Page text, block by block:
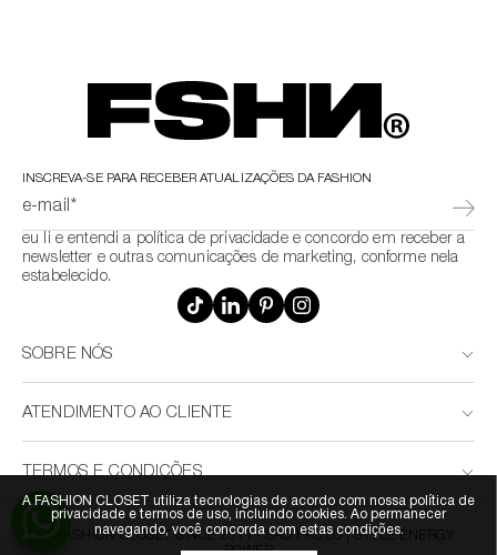
INSCREVA-SE PARA RECEBER ATUALIZAÇÕES DA FASHION
e-mail*
eu li e entendi a política de privacidade e concordo em receber a
newsletter e outras comunicações de marketing, conforme nela
estabelecido.
SOBRE NÓS
ATENDIMENTO AO CLIENTE
TERMOS E CONDIÇÕES
© FASHION CLOSET SINCE 2011 - SÃO PAULO | STYLE ENERGY
POWER
A FASHION CLOSET utiliza tecnologias de acordo com nossa política de
privacidade e termos de uso, incluindo cookies. Ao permanecer
navegando, você concorda com estas condições.